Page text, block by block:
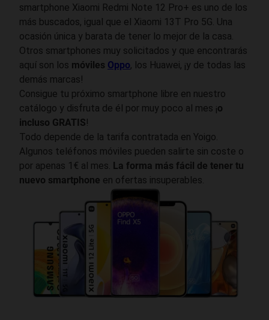
smartphone Xiaomi Redmi Note 12 Pro+ es uno de los
más buscados, igual que el Xiaomi 13T Pro 5G. Una
ocasión única y barata de tener lo mejor de la casa.
Otros smartphones muy solicitados y que encontrarás
aquí son los móviles Oppo, los Huawei, ¡y de todas las
demás marcas!
Consigue tu próximo smartphone libre en nuestro
catálogo y disfruta de él por muy poco al mes ¡o
incluso GRATIS!
Todo depende de la tarifa contratada en Yoigo.
Algunos teléfonos móviles pueden salirte sin coste o
por apenas 1€ al mes. La forma más fácil de tener tu
nuevo smartphone en ofertas insuperables.